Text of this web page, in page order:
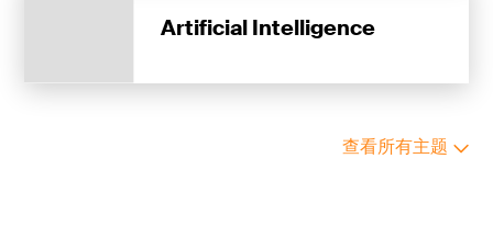
Artificial Intelligence
查看所有主题